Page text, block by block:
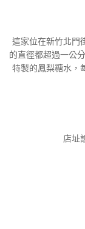
這家位在新竹北門
的直徑都超過一公
特製的鳳梨糖水，
店址